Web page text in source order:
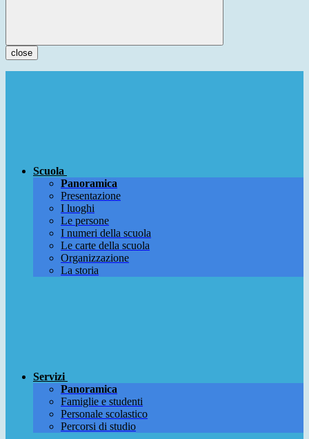
close
Scuola
Panoramica
Presentazione
I luoghi
Le persone
I numeri della scuola
Le carte della scuola
Organizzazione
La storia
Servizi
Panoramica
Famiglie e studenti
Personale scolastico
Percorsi di studio